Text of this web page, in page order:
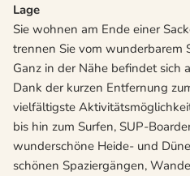
Lage
Sie wohnen am Ende einer
trennen Sie vom wunderbarem
Ganz in der Nähe befindet sich
Dank der kurzen Entfernung
vielfältigste
bis hin zum Surfen, SUP-
wunderschöne Heide- und
schönen Spaziergängen,